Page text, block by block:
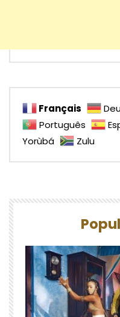
Français
Português
Yorùbá
Zulu